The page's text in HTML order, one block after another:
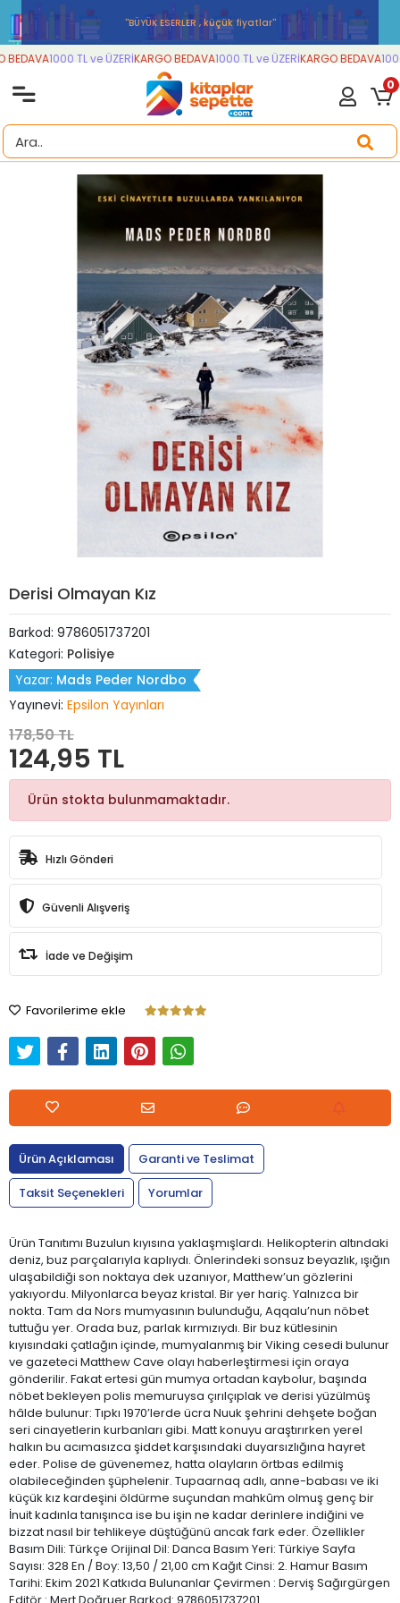
''BÜYÜK ESERLER , küçük fiyatlar''
1000 TL ve ÜZERİKARGO BEDAVA1000 TL ve ÜZERİKARGO BEDAVA1000
0
Derisi Olmayan Kız
Barkod: 9786051737201
Kategori: Polisiye
Yazar: Mads Peder Nordbo
Yayınevi: Epsilon Yayınları
178,50 TL
124,95 TL
Ürün stokta bulunmamaktadır.
Hızlı Gönderi
Güvenli Alışveriş
İade ve Değişim
Favorilerime ekle
Ürün Açıklaması
Garanti ve Teslimat
Taksit Seçenekleri
Yorumlar
Ürün Tanıtımı Buzulun kıyısına yaklaşmışlardı. Helikopterin altındaki
deniz, buz parçalarıyla kaplıydı. Önlerindeki sonsuz beyazlık, ışığın
ulaşabildiği son noktaya dek uzanıyor, Matthew’un gözlerini
yakıyordu. Milyonlarca beyaz kristal. Bir yer hariç. Yalnızca bir
nokta. Tam da Nors mumyasının bulunduğu, Aqqalu’nun nöbet
tuttuğu yer. Orada buz, parlak kırmızıydı. Bir buz kütlesinin
kıyısındaki çatlağın içinde, mumyalanmış bir Viking cesedi bulunur
ve gazeteci Matthew Cave olayı haberleştirmesi için oraya
gönderilir. Fakat ertesi gün mumya ortadan kaybolur, başında
nöbet bekleyen polis memuruysa çırılçıplak ve derisi yüzülmüş
hâlde bulunur: Tıpkı 1970’lerde ücra Nuuk şehrini dehşete boğan
seri cinayetlerin kurbanları gibi. Matt konuyu araştırırken yerel
halkın bu acımasızca şiddet karşısındaki duyarsızlığına hayret
eder. Polise de güvenemez, hatta olayların örtbas edilmiş
olabileceğinden şüphelenir. Tupaarnaq adlı, anne-babası ve iki
küçük kız kardeşini öldürme suçundan mahkûm olmuş genç bir
İnuit kadınla tanışınca ise bu işin ne kadar derinlere indiğini ve
bizzat nasıl bir tehlikeye düştüğünü ancak fark eder. Özellikler
Basım Dili: Türkçe Orijinal Dil: Danca Basım Yeri: Türkiye Sayfa
Sayısı: 328 En / Boy: 13,50 / 21,00 cm Kağıt Cinsi: 2. Hamur Basım
Tarihi: Ekim 2021 Katkıda Bulunanlar Çevirmen : Derviş Sağırgürgen